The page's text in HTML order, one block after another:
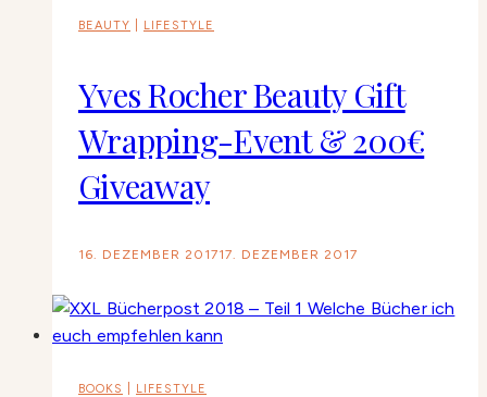
BEAUTY LIFESTYLE
Yves Rocher Beauty Gift
Wrapping-Event & 200€
Giveaway
16. DEZEMBER 201717. DEZEMBER 2017
BOOKS LIFESTYLE